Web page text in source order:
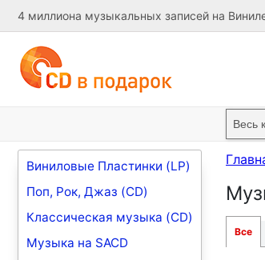
4 миллиона музыкальных записей на
Виниловые Пластинки (LP)
Поп, Рок, Джаз (CD)
Классическая музыка (CD)
Музыка на SACD
Все